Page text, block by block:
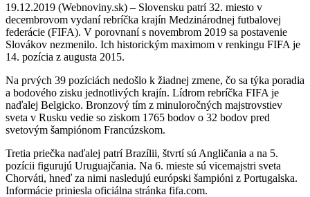
19.12.2019 (Webnoviny.sk) – Slovensku patrí 32. miesto v
decembrovom vydaní rebríčka krajín Medzinárodnej futbalovej
federácie (FIFA). V porovnaní s novembrom 2019 sa postavenie
Slovákov nezmenilo. Ich historickým maximom v renkingu FIFA je
14. pozícia z augusta 2015.
Na prvých 39 pozíciách nedošlo k žiadnej zmene, čo sa týka poradia
a bodového zisku jednotlivých krajín. Lídrom rebríčka FIFA je
naďalej Belgicko. Bronzový tím z minuloročných majstrovstiev
sveta v Rusku vedie so ziskom 1765 bodov o 32 bodov pred
svetovým šampiónom Francúzskom.
Tretia priečka naďalej patrí Brazílii, štvrtí sú Angličania a na 5.
pozícii figurujú Uruguajčania. Na 6. mieste sú vicemajstri sveta
Chorváti, hneď za nimi nasledujú európski šampióni z Portugalska.
Informácie priniesla oficiálna stránka fifa.com.